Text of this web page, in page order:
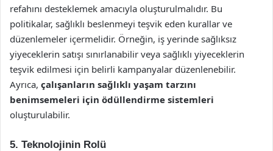
refahını desteklemek amacıyla oluşturulmalıdır. Bu
politikalar, sağlıklı beslenmeyi teşvik eden kurallar ve
düzenlemeler içermelidir. Örneğin, iş yerinde sağlıksız
yiyeceklerin satışı sınırlanabilir veya sağlıklı yiyeceklerin
teşvik edilmesi için belirli kampanyalar düzenlenebilir.
Ayrıca, çalışanların sağlıklı yaşam tarzını
benimsemeleri için ödüllendirme sistemleri
oluşturulabilir.
5. Teknolojinin Rolü